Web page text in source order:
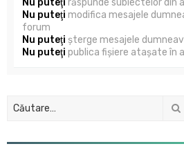
Nu puteţi modifica mesajele
forum
Nu puteţi şterge mesajele
Nu puteţi publica fişiere ataşate în